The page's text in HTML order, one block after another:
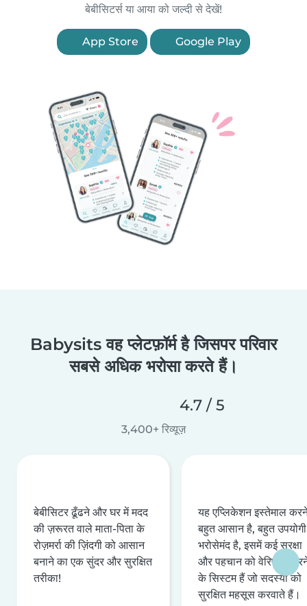
बेबीसिटर्स या आया को जल्दी से देखें!
App Store Google Play
Babysits वह प्लेटफ़ॉर्म है जिसपर परिवार
सबसे अधिक भरोसा करते हैं।
4.7 / 5
3,400+ रिव्यूज़
बेबीसिटर ढूँढने और घर में मदद
की ज़रूरत वाले माता-पिता के
रोज़मर्रा की ज़िंदगी को आसान
बनाने का एक सुंदर और सुरक्षित
तरीका!
यह एप्लिकेशन इस्तेमाल
बहुत आसान है, बहुत
भरोसेमंद है, इसमें कई सुरक्षा
और पहचान को वेरिफ़ाई
के सिस्टम हैं जो सदस्यों को
सुरक्षित महसूस करवाते हैं।